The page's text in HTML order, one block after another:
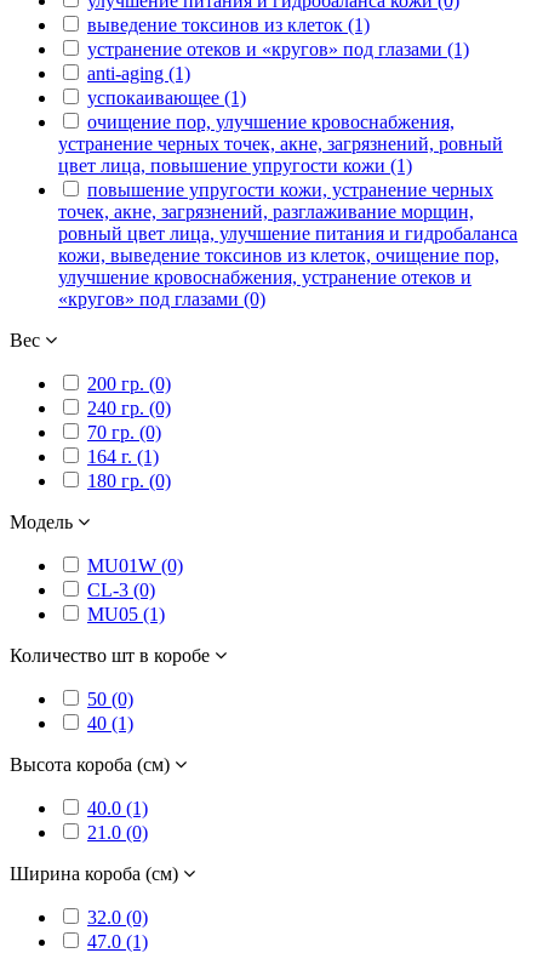
выведение токсинов из клеток (1)
устранение отеков и «кругов» под глазами (1)
anti-aging (1)
успокаивающее (1)
очищение пор, улучшение кровоснабжения,
устранение черных точек, акне, загрязнений, ровный
цвет лица, повышение упругости кожи (1)
повышение упругости кожи, устранение черных
точек, акне, загрязнений, разглаживание морщин,
ровный цвет лица, улучшение питания и гидробаланса
кожи, выведение токсинов из клеток, очищение пор,
улучшение кровоснабжения, устранение отеков и
«кругов» под глазами (0)
Вес
200 гр. (0)
240 гр. (0)
70 гр. (0)
164 г. (1)
180 гр. (0)
Модель
MU01W (0)
CL-3 (0)
MU05 (1)
Количество шт в коробе
50 (0)
40 (1)
Высота короба (см)
40.0 (1)
21.0 (0)
Ширина короба (см)
32.0 (0)
47.0 (1)